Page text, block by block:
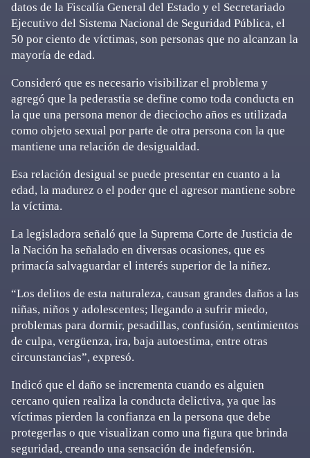
datos de la Fiscalía General del Estado y el Secretariado
Ejecutivo del Sistema Nacional de Seguridad Pública, el
50 por ciento de víctimas, son personas que no alcanzan la
mayoría de edad.
Consideró que es necesario visibilizar el problema y
agregó que la pederastia se define como toda conducta en
la que una persona menor de dieciocho años es utilizada
como objeto sexual por parte de otra persona con la que
mantiene una relación de desigualdad.
Esa relación desigual se puede presentar en cuanto a la
edad, la madurez o el poder que el agresor mantiene sobre
la víctima.
La legisladora señaló que la Suprema Corte de Justicia de
la Nación ha señalado en diversas ocasiones, que es
primacía salvaguardar el interés superior de la niñez.
“Los delitos de esta naturaleza, causan grandes daños a las
niñas, niños y adolescentes; llegando a sufrir miedo,
problemas para dormir, pesadillas, confusión, sentimientos
de culpa, vergüenza, ira, baja autoestima, entre otras
circunstancias”, expresó.
Indicó que el daño se incrementa cuando es alguien
cercano quien realiza la conducta delictiva, ya que las
víctimas pierden la confianza en la persona que debe
protegerlas o que visualizan como una figura que brinda
seguridad, creando una sensación de indefensión.